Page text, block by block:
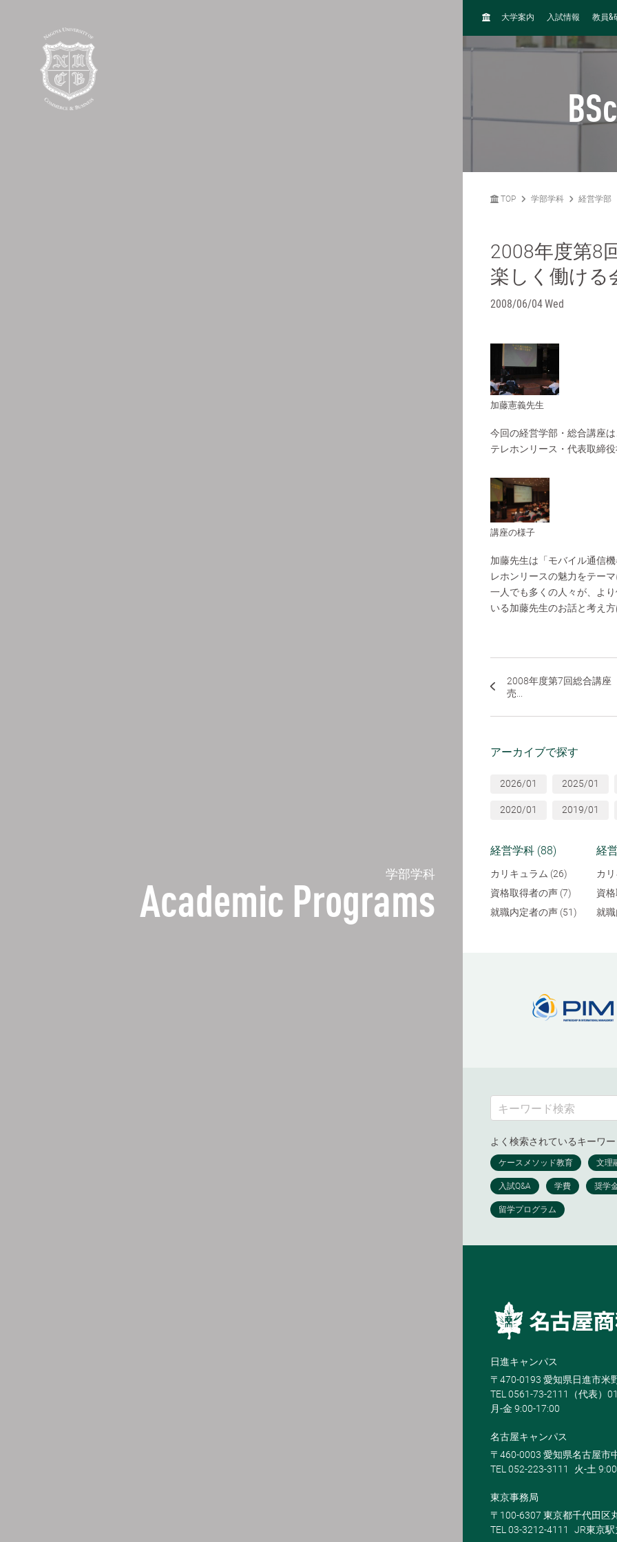
学部学科
Academic Programs
H
大学案内 入試情報 教員&
TOP 学部学科 経営学部
2008年度第8
楽しく働ける
2008/06/04 Wed
加藤憲義先生
今回の経営学部・総合講座
テレホンリース・代表取締
講座の様子
加藤先生は「モバイル通信
レホンリースの魅力をテー
一人でも多くの人々が、よ
いる加藤先生のお話と考え
2008年度第7回総合講座
売...
アーカイブで探す
2026/01 2025/01
2020/01 2019/01
経営学科 (88)
カリキュラム (26)
資格取得者の声 (7)
就職内定者の声 (51)
経
カ
資
就
よく検索されているキーワ
日進キャンパス
〒470-0193 愛知県日進市米
TEL 0561-73-2111（代表）
月-金 9:00-17:00
名古屋キャンパス
〒460-0003 愛知県名古屋市
TEL 052-223-3111
火-土
東京事務局
〒100-6307 東京都千代田区
TEL 03-3212-4111
JR東京